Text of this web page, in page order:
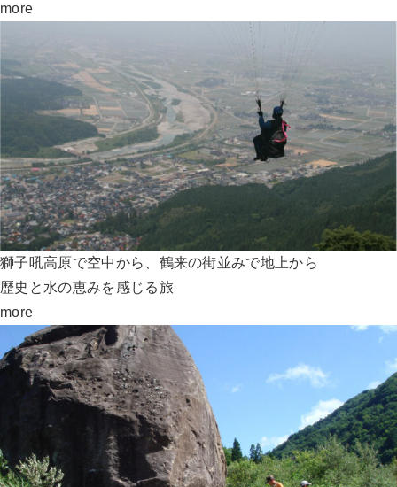
more
獅子吼高原で空中から、鶴来の街並みで地上から
歴史と水の恵みを感じる旅
more